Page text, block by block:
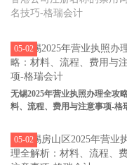
名技巧-格瑞会计
无锡2025年营业执照办理全攻
料、流程、费用与注意事项-格
05-02
05-02